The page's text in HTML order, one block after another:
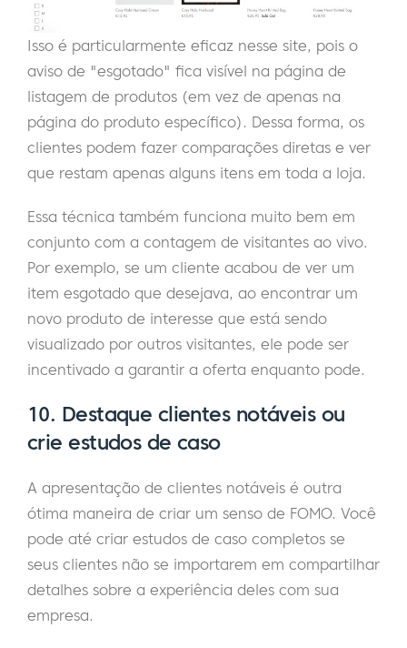
Isso é particularmente eficaz nesse site, pois o
aviso de "esgotado" fica visível na página de
listagem de produtos (em vez de apenas na
página do produto específico). Dessa forma, os
clientes podem fazer comparações diretas e ver
que restam apenas alguns itens em toda a loja.
Essa técnica também funciona muito bem em
conjunto com a contagem de visitantes ao vivo.
Por exemplo, se um cliente acabou de ver um
item esgotado que desejava, ao encontrar um
novo produto de interesse que está sendo
visualizado por outros visitantes, ele pode ser
incentivado a garantir a oferta enquanto pode.
10. Destaque clientes notáveis ou
crie estudos de caso
A apresentação de clientes notáveis é outra
ótima maneira de criar um senso de FOMO. Você
pode até criar estudos de caso completos se
seus clientes não se importarem em compartilhar
detalhes sobre a experiência deles com sua
empresa.